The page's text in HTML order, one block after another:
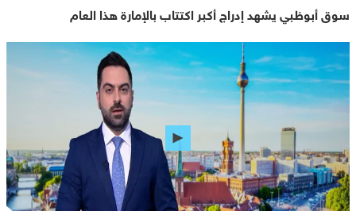
سوق أبوظبي يشهد إدراج أكبر اكتتاب بالإمارة هذا العام